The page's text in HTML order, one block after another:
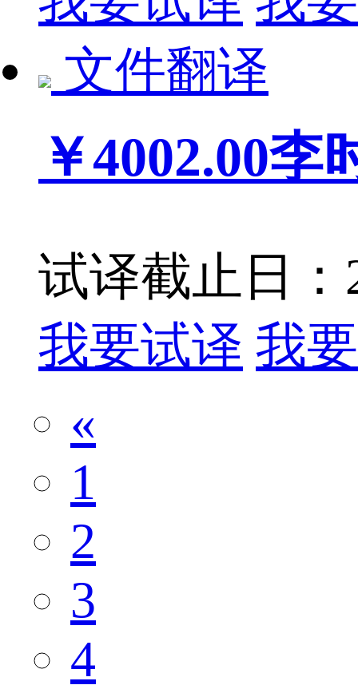
文件翻译
￥4002.00李
试译截止日：
我要试译 我
«
1
2
3
4